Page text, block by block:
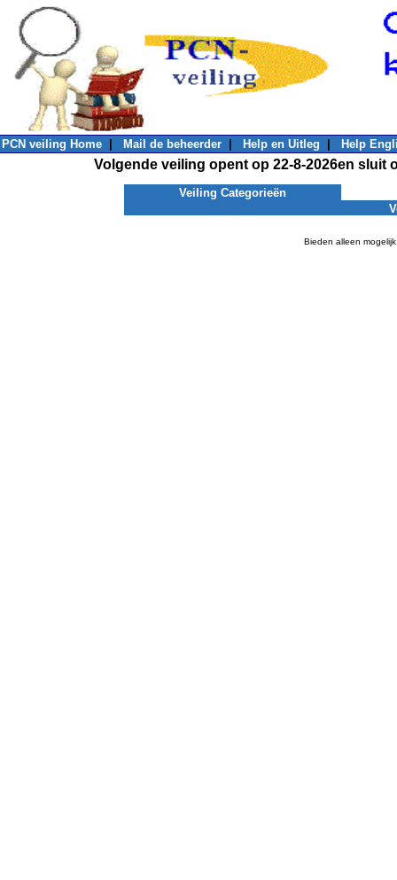
PCN veiling Home Mail de beheerder Help en Uitleg Help
Volgende veiling opent op 22-8-2026en sluit
Veiling Categorieën
Bieden alleen